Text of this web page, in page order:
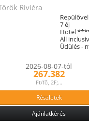
Riviéra
Repülővel
7 éj
Hotel
All
Üdülés -
2026-08-07-tól
267.382
Ft/fő, 2F;...
Részletek
Ajánlatkérés